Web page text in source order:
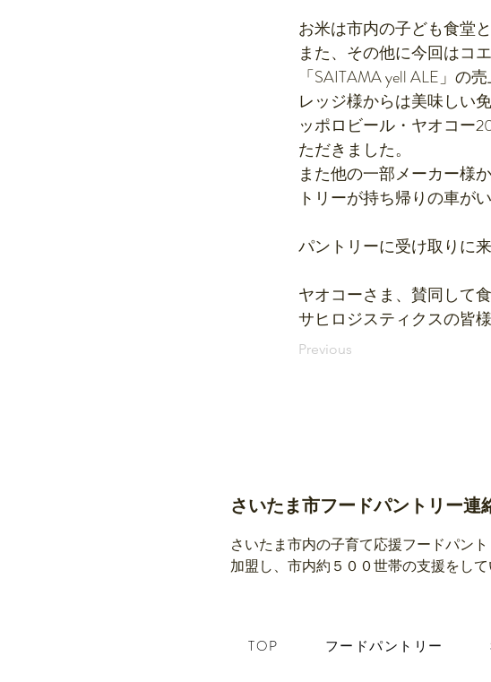
お米は市内の子ども食堂
また、その他に今回はコ
「SAITAMA yell ALE」
レッジ様からは美味しい
ッポロビール・ヤオコー
ただきました。
また他の一部メーカー様
トリーが持ち帰りの車が
パントリーに受け取りに
ヤオコーさま、賛同して
サヒロジスティクスの皆
Previous
さいたま市フードパントリー連
さいたま市内の子育て応援フードパン
加盟し、市内約５００世帯の支援をし
TOP フードパントリー